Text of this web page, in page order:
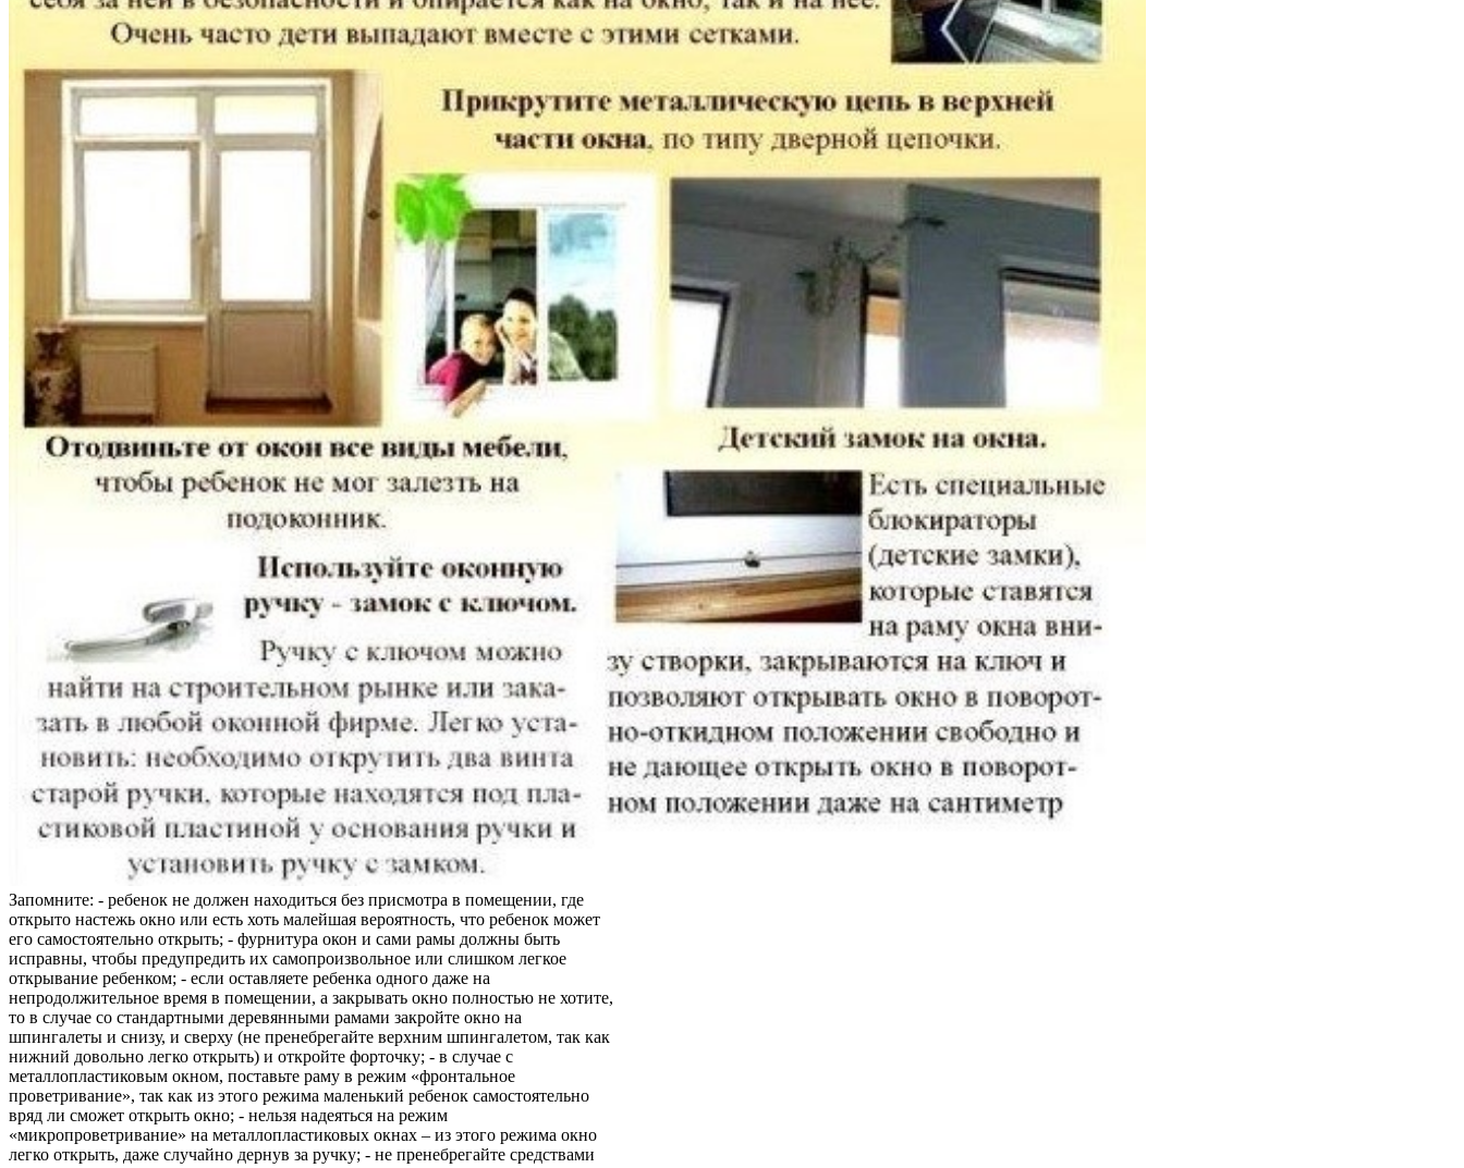
Запомните: - ребенок не должен находиться без присмотра в помещении, где
открыто настежь окно или есть хоть малейшая вероятность, что ребенок может
его самостоятельно открыть; - фурнитура окон и сами рамы должны быть
исправны, чтобы предупредить их самопроизвольное или слишком легкое
открывание ребенком; - если оставляете ребенка одного даже на
непродолжительное время в помещении, а закрывать окно полностью не хотите,
то в случае со стандартными деревянными рамами закройте окно на
шпингалеты и снизу, и сверху (не пренебрегайте верхним шпингалетом, так как
нижний довольно легко открыть) и откройте форточку; - в случае с
металлопластиковым окном, поставьте раму в режим «фронтальное
проветривание», так как из этого режима маленький ребенок самостоятельно
вряд ли сможет открыть окно; - нельзя надеяться на режим
«микропроветривание» на металлопластиковых окнах – из этого режима окно
легко открыть, даже случайно дернув за ручку; - не пренебрегайте средствами